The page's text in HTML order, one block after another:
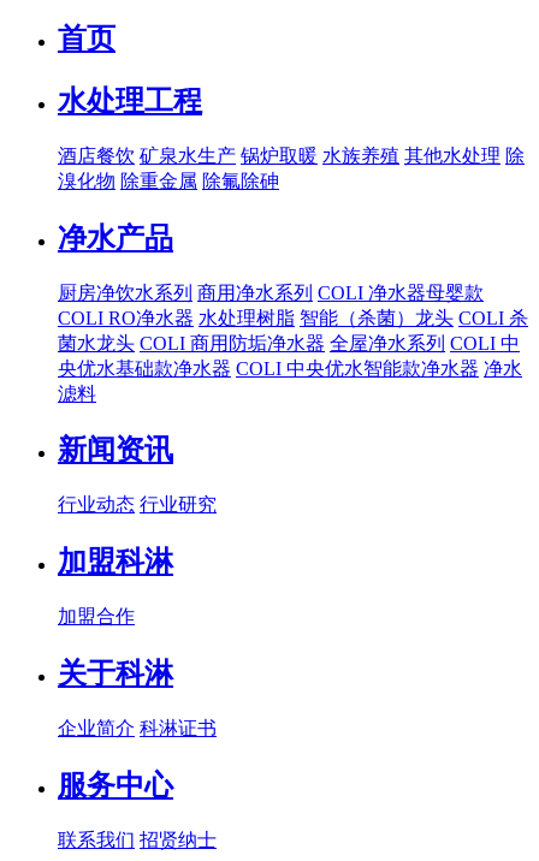
首页
水处理工程
酒店餐饮 矿泉水生产 锅炉取暖 水族养殖 其他水处理 除
溴化物 除重金属 除氟除砷
净水产品
厨房净饮水系列 商用净水系列 COLI 净水器母婴款
COLI RO净水器 水处理树脂 智能（杀菌）龙头 COLI 杀
菌水龙头 COLI 商用防垢净水器 全屋净水系列 COLI 中
央优水基础款净水器 COLI 中央优水智能款净水器 净水
滤料
新闻资讯
行业动态 行业研究
加盟科淋
加盟合作
关于科淋
企业简介 科淋证书
服务中心
联系我们 招贤纳士